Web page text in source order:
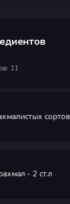
11
сортов
- 2 ст.л